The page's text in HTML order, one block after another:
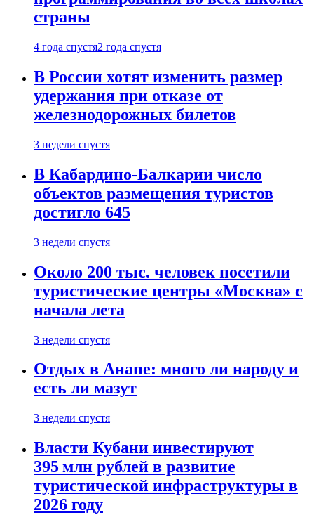
страны
4 года спустя2 года спустя
В России хотят изменить размер
удержания при отказе от
железнодорожных билетов
3 недели спустя
В Кабардино-Балкарии число
объектов размещения туристов
достигло 645
3 недели спустя
Около 200 тыс. человек посетили
туристические центры «Москва» с
начала лета
3 недели спустя
Отдых в Анапе: много ли народу и
есть ли мазут
3 недели спустя
Власти Кубани инвестируют
395 млн рублей в развитие
туристической инфраструктуры в
2026 году